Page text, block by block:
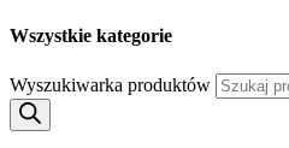
Wszystkie kategorie
Wyszukiwarka produktów